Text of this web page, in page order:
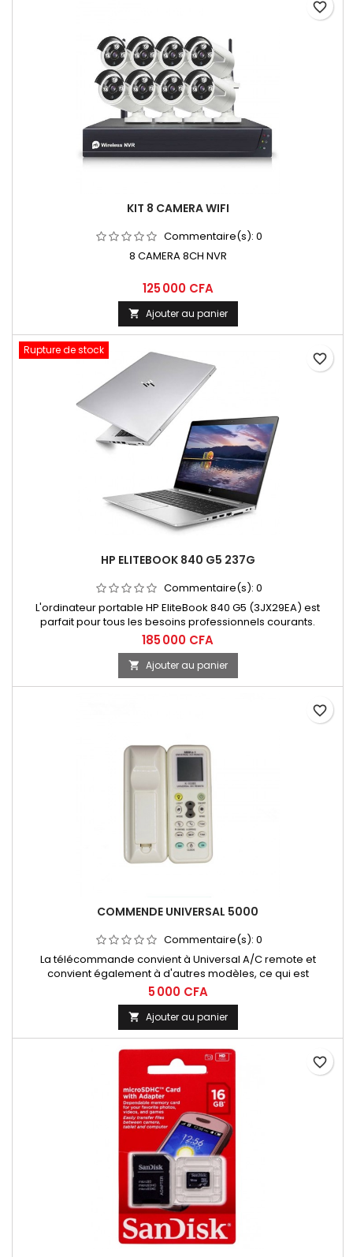
KIT 8 CAMERA WIFI
Commentaire(s): 0
8 CAMERA 8CH NVR
125 000 CFA
 Ajouter au panier
favorite_border
Rupture de stock
HP ELITEBOOK 840 G5 237G
Commentaire(s): 0
L'ordinateur portable HP EliteBook 840 G5 (3JX29EA) est
parfait pour tous les besoins professionnels courants.
185 000 CFA
 Ajouter au panier
favorite_border
COMMENDE UNIVERSAL 5000
Commentaire(s): 0
La télécommande convient à Universal A/C remote et
convient également à d'autres modèles, ce qui est
particulièrement pratique pour une utilisation quotidienne.
5 000 CFA
 Ajouter au panier
favorite_border
favorite_border